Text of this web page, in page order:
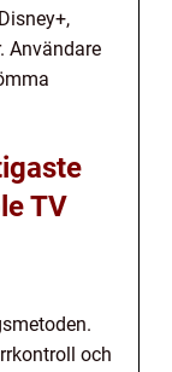
Användare
TV
och